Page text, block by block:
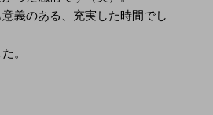
義のある、充実した時間でし
。